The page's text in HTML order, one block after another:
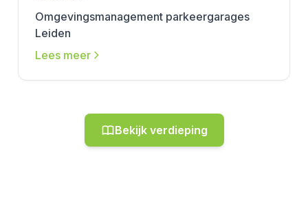
Omgevingsmanagement parkeergarages
Leiden
Lees meer
Bekijk verdieping